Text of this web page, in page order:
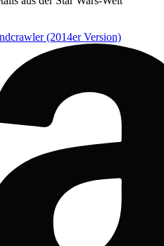
(2014er Version)